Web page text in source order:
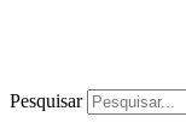
Pesquisar